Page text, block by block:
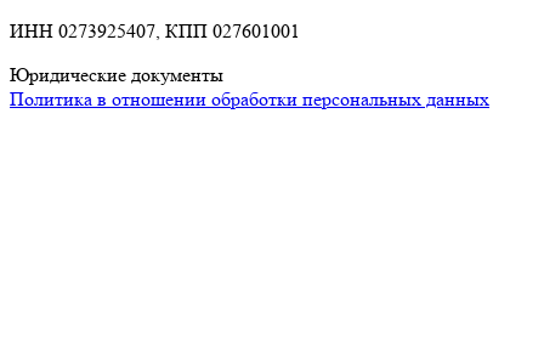
ИНН 0273925407, КПП 027601001
Юридические документы
Политика в отношении обработки персональных данных